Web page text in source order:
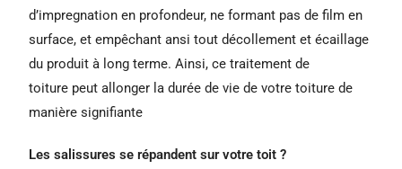
d’impregnation en profondeur, ne formant pas de film en
surface, et empêchant ansi tout décollement et écaillage
du produit à long terme. Ainsi, ce traitement de
toiture peut allonger la durée de vie de votre toiture de
manière signifiante
Les salissures se répandent sur votre toit ?